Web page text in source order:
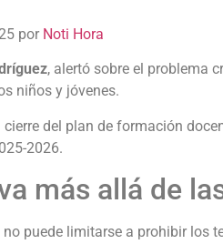
por Noti Hora
, alertó sobre el problema
niños y jóvenes.
del plan de formación
2026.
más allá de
puede limitarse a prohibir los